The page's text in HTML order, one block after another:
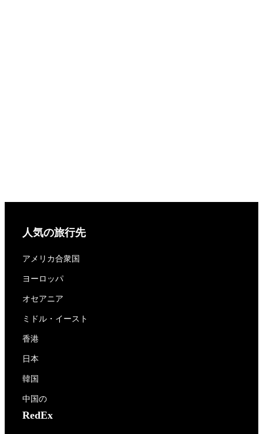
人気の旅行先
アメリカ合衆国
ヨーロッパ
オセアニア
ミドル・イースト
香港
日本
韓国
中国の
RedEx